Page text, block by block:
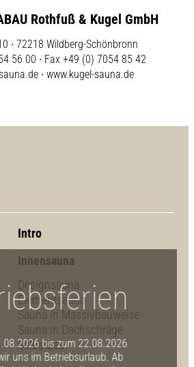
Rothfuß & Kugel GmbH
∙ 72218 Wildberg-Schönbronn
56 00 ∙ Fax +49 (0) 7054 85 42
∙ www.kugel-sauna.de
Intro
Innensauna
Designsauna
Elementsauna
Sauna in Massivbauweise
Sauna in Dachschräge
Selbstbaubis zum 22.08.2026
uns im Betriebsurlaub. Ab